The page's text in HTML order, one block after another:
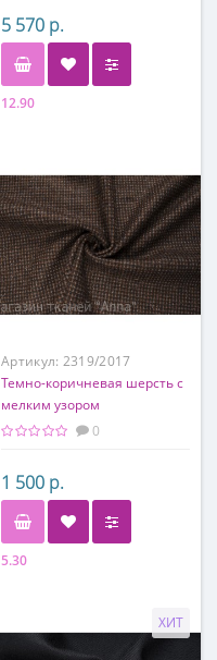
5 570 р.
12.90
эластан
Артикул: 2319/2017
Темно-коричневая шерсть с
мелким узором
0
1 500 р.
5.30
ХИТ